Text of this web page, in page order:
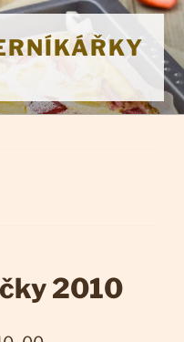
2010